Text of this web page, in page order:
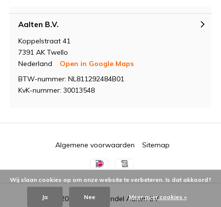
Aalten B.V.
Koppelstraat 41
7391 AK Twello
Nederland
Open in Google Maps
BTW-nummer: NL811292484B01
KvK-nummer: 30013548
© 2026 - Groothandel Aalten BV
Algemene voorwaarden Sitemap
Wij slaan cookies op om onze website te verbeteren. Is dat akkoord?
Ja Nee Meer over cookies »